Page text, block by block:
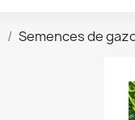
Semences de